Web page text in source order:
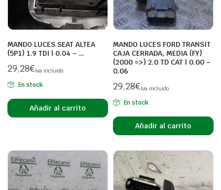
MANDO LUCES SEAT ALTEA
(5P1) 1.9 TDI | 0.04 – …
29,28€Iva incluido
En stock
Añadir al carrito
MANDO LUCES FORD TRANSIT
CAJA CERRADA, MEDIA (FY)
(2000 =>) 2.0 TD CAT | 0.00 –
0.06
29,28€Iva incluido
En stock
Añadir al carrito